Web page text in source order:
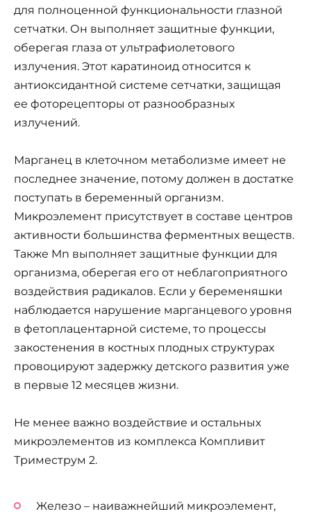
для полноценной функциональности глазной
сетчатки. Он выполняет защитные функции,
оберегая глаза от ультрафиолетового
излучения. Этот каратиноид относится к
антиоксидантной системе сетчатки, защищая
ее фоторецепторы от разнообразных
излучений.
Марганец в клеточном метаболизме имеет не
последнее значение, потому должен в достатке
поступать в беременный организм.
Микроэлемент присутствует в составе центров
активности большинства ферментных веществ.
Также Mn выполняет защитные функции для
организма, оберегая его от неблагоприятного
воздействия радикалов. Если у беременяшки
наблюдается нарушение марганцевого уровня
в фетоплацентарной системе, то процессы
закостенения в костных плодных структурах
провоцируют задержку детского развития уже
в первые 12 месяцев жизни.
Не менее важно воздействие и остальных
микроэлементов из комплекса Компливит
Триместрум 2.
Железо – наиважнейший микроэлемент,